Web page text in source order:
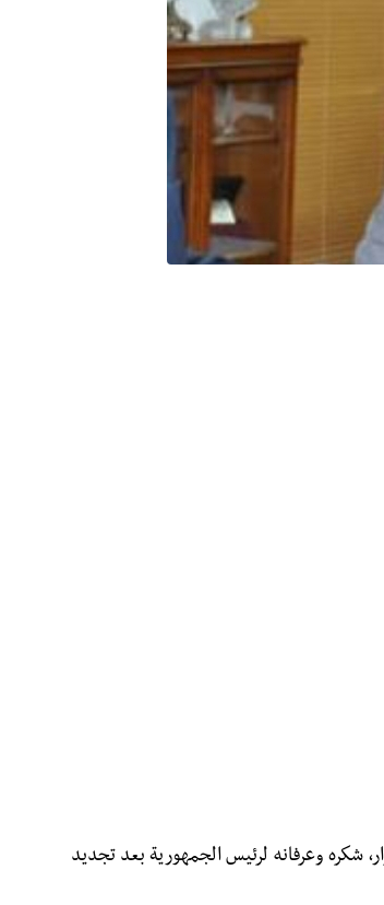
شكره وعرفانه لرئيس الجمهورية بعد تجديد